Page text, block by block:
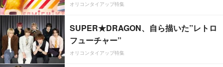
オリコンタイアップ特集
SUPER★DRAGON、自ら描いた”レトロ
フューチャー”
オリコンタイアップ特集